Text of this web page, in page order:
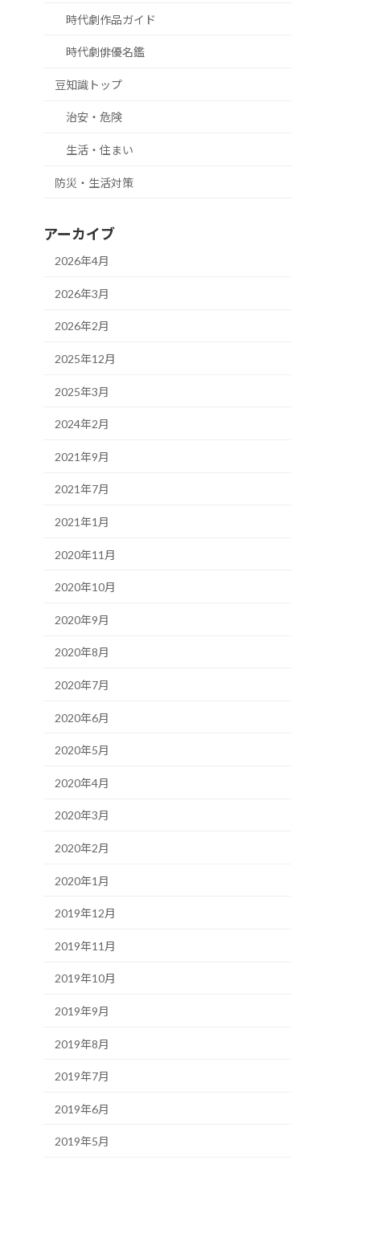
時代劇作品ガイド
時代劇俳優名鑑
豆知識トップ
治安・危険
生活・住まい
防災・生活対策
アーカイブ
2026年4月
2026年3月
2026年2月
2025年12月
2025年3月
2024年2月
2021年9月
2021年7月
2021年1月
2020年11月
2020年10月
2020年9月
2020年8月
2020年7月
2020年6月
2020年5月
2020年4月
2020年3月
2020年2月
2020年1月
2019年12月
2019年11月
2019年10月
2019年9月
2019年8月
2019年7月
2019年6月
2019年5月